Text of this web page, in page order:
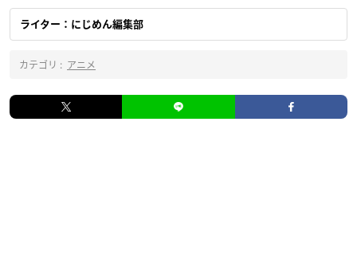
ライター：にじめん編集部
カテゴリ : アニメ